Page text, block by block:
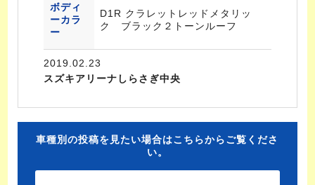
ボディ
ーカラ
ー
D1R クラレットレッドメタリッ
ク ブラック２トーンルーフ
2019.02.23
スズキアリーナしらさぎ中央
車種別の投稿を見たい場合はこちらからご覧くださ
い。